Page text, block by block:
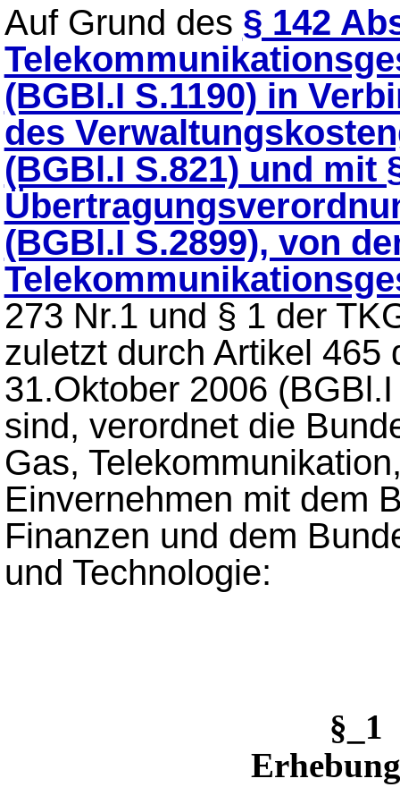
Auf Grund des § 142
(BGBl.I S.1190) in
des
(BGBl.I S.821) und mit
(BGBl.I S.2899), von
273 Nr.1 und § 1 der
zuletzt durch Artikel 465
31.Oktober 2006
sind, verordnet die
Gas,
Einvernehmen mit dem
Finanzen und dem
und Technologie: